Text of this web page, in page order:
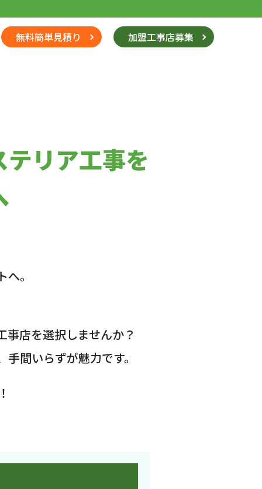
無料簡単見積り 加盟工事店募集
リア工事を
。
店を選択しませんか？
間いらずが魅力です。